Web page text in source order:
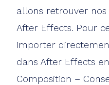
allons retrouver
After Effects. Pour
importer
dans After Effects
Composition –